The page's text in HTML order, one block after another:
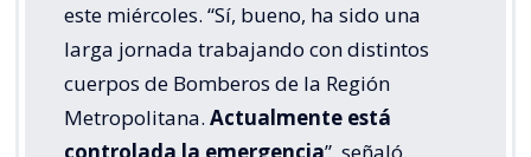
este miércoles. “Sí, bueno, ha sido una
larga jornada trabajando con distintos
cuerpos de Bomberos de la Región
Metropolitana. Actualmente está